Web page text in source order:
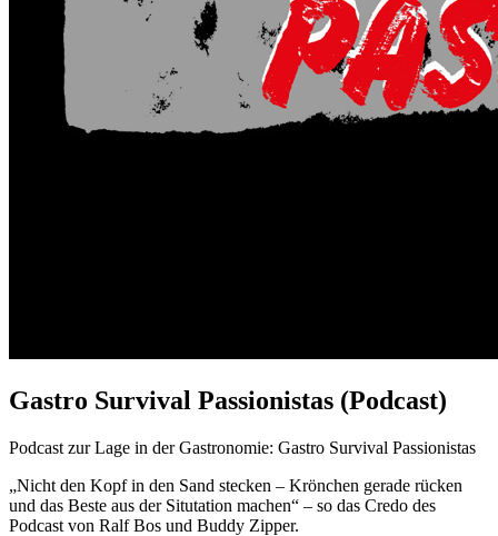
Gastro Survival Passionistas (Podcast)
Podcast zur Lage in der Gastronomie: Gastro Survival Passionistas
„Nicht den Kopf in den Sand stecken – Krönchen gerade rücken
und das Beste aus der Situtation machen“ – so das Credo des
Podcast von Ralf Bos und Buddy Zipper.